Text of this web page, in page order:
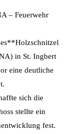
– Feuerwehr
in St. Ingbert
eine deutliche
sich die
stellte ein
fest.